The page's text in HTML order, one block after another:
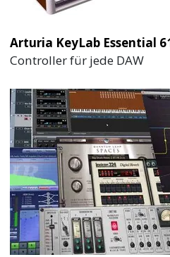
Arturia KeyLab Essential
Controller für jede DAW